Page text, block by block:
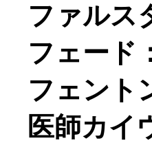
ファルス
フェード
フェント
医師カイ